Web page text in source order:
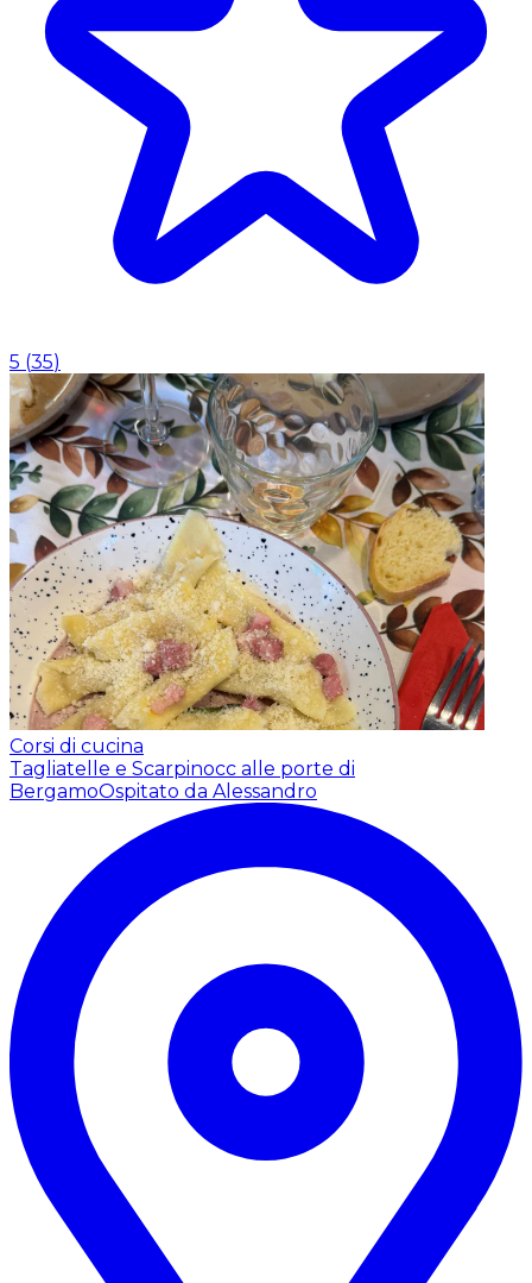
5 (35)
Corsi di cucina
Tagliatelle e Scarpinocc alle porte di
BergamoOspitato da Alessandro